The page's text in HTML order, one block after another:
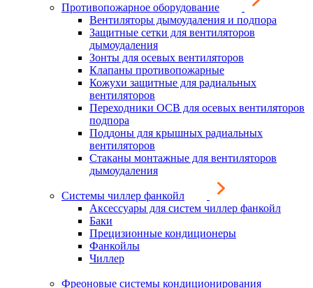
Противопожарное оборудование
Вентиляторы дымоудаления и подпора
Защитные сетки для вентиляторов
дымоудаления
Зонты для осевых вентиляторов
Клапаны противопожарные
Кожухи защитные для радиальных
вентиляторов
Переходники ОСВ для осевых вентиляторов
подпора
Поддоны для крышных радиальных
вентиляторов
Стаканы монтажные для вентиляторов
дымоудаления
Системы чиллер фанкойл
Аксессуары для систем чиллер фанкойл
Баки
Прецизионные кондиционеры
Фанкойлы
Чиллер
Фреоновые системы кондиционирования